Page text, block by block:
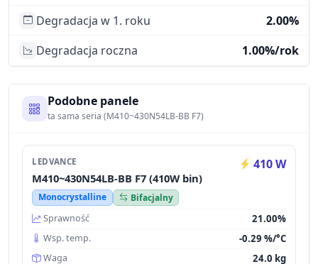
Degradacja w 1. roku
2.00%
Degradacja roczna
1.00%/rok
Podobne panele
ta sama seria (M410~430N54LB-BB F7)
LEDVANCE 410 W
M410~430N54LB-BB F7 (410W bin)
Monocrystalline
Bifacjalny
Sprawność
21.00%
Wsp. temp. -0.29 %/°C
Waga 24.0 kg